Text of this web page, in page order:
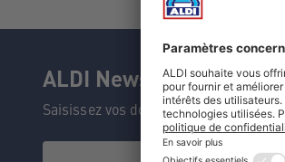
ALDI Newsletter
Saisissez vos données et ne